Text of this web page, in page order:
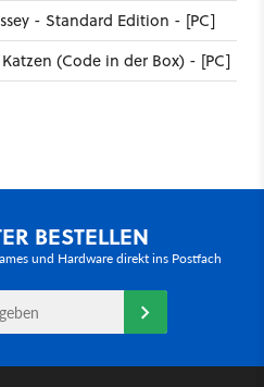
- Standard Edition - [PC]
(Code in der Box) - [PC]
BESTELLEN
und Hardware direkt ins Postfach